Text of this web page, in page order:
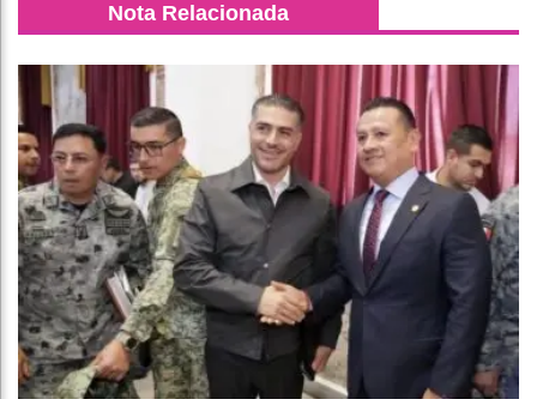
Nota Relacionada